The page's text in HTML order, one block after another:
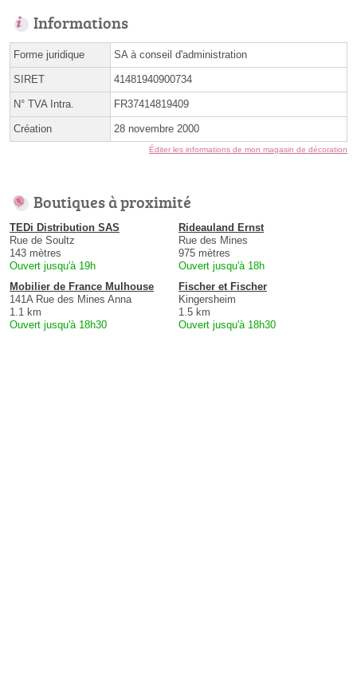
Informations
Forme juridique SA à conseil d'administration
SIRET 41481940900734
N° TVA Intra. FR37414819409
Création 28 novembre 2000
Éditer les informations de mon magasin de décoration
Boutiques à proximité
TEDi Distribution SAS
Rue de Soultz
143 mètres
Ouvert jusqu'à 19h
Rideauland Ernst
Rue des Mines
975 mètres
Ouvert jusqu'à 18h
Mobilier de France Mulhouse
141A Rue des Mines Anna
1.1 km
Ouvert jusqu'à 18h30
Fischer et Fischer
Kingersheim
1.5 km
Ouvert jusqu'à 18h30